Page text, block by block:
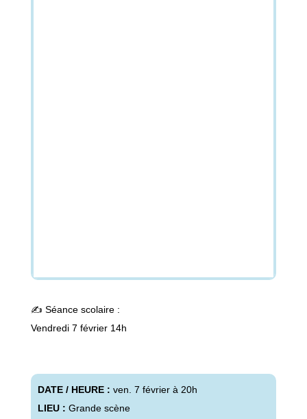
DATE / HEURE : ven. 7 février à 20h
LIEU : Grande scène
✍️ Séance scolaire :
Vendredi 7 février 14h